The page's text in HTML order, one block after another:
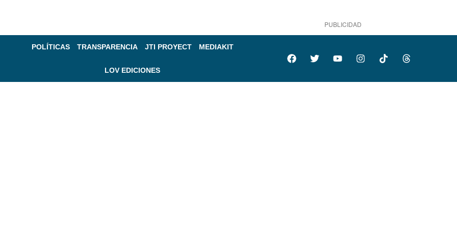
PUBLICIDAD
POLÍTICAS TRANSPARENCIA JTI PROYECT MEDIAKIT
LOV EDICIONES